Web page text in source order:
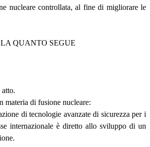
nucleare controllata, al fine di migliorare le
QUANTO SEGUE
materia di fusione nucleare:
di tecnologie avanzate di sicurezza per i
internazionale è diretto allo sviluppo di un